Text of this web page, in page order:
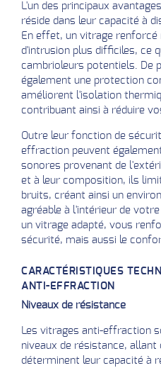
L'un des principaux
réside dans leur capacité à
En effet, un vitrage renforcé
d'intrusion plus difficiles, ce
cambrioleurs potentiels. De
également une protection
améliorent l'isolation
contribuant ainsi à réduire
Outre leur fonction de
effraction peuvent
sonores provenant de
et à leur composition, ils
bruits, créant ainsi un
agréable à l'intérieur de
un vitrage adapté, vous
sécurité, mais aussi le
CARACTÉRISTIQUES
ANTI-EFFRACTION
Niveaux de résistance
Les vitrages anti-effraction
niveaux de résistance, allant
déterminent leur capacité à